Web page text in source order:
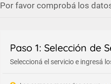
Por favor comprobá los
Paso 1: Selección de
Seleccioná el servicio e ingresá